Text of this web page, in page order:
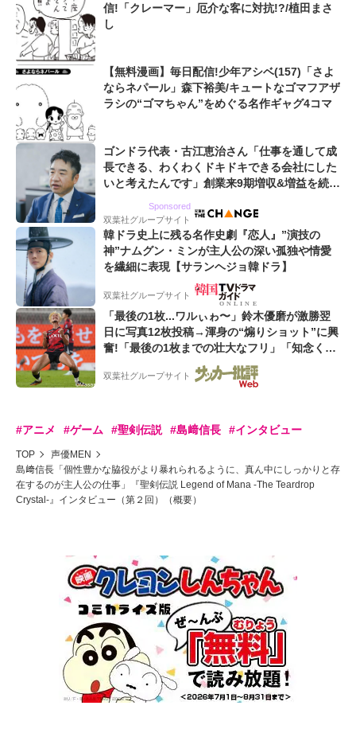
信!「クレーマー」厄介な客に対抗!?/植田まさ
し
【無料漫画】毎日配信!少年アシベ(157)「さよ
ならネパール」森下裕美/キュートなゴマフアザ
ラシの“ゴマちゃん”をめぐる名作ギャグ4コマ
ゴンドラ代表・古江恵治さん「仕事を通して成
長できる、わくわくドキドキできる会社にした
いと考えたんです」創業来9期増収&増益を続け
Sponsored
双葉社グループサイト
韓ドラ史上に残る名作史劇『恋人』”演技の
神”ナムグン・ミンが主人公の深い孤独や情愛
を繊細に表現【サランヘジョ韓ドラ】
双葉社グループサイト
「最後の1枚...ワルぃゎ〜」鈴木優磨が激勝翌
日に写真12枚投稿→渾身の“煽りショット”に興
奮!「最後の1枚までの壮大なフリ」「知念くん
のことどんだけ好きなんよw」
双葉社グループサイト
#アニメ #ゲーム #聖剣伝説 #島﨑信長 #インタビュー
TOP
声優MEN
島﨑信長「個性豊かな脇役がより暴れられるように、真ん中にしっかりと存
在するのが主人公の仕事」『聖剣伝説 Legend of Mana -The Teardrop
Crystal-』インタビュー（第２回）（概要）